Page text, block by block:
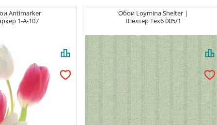
Antimarker
1-A-107
Обои Loymina Shelter |
ШелтерTex6 005/1